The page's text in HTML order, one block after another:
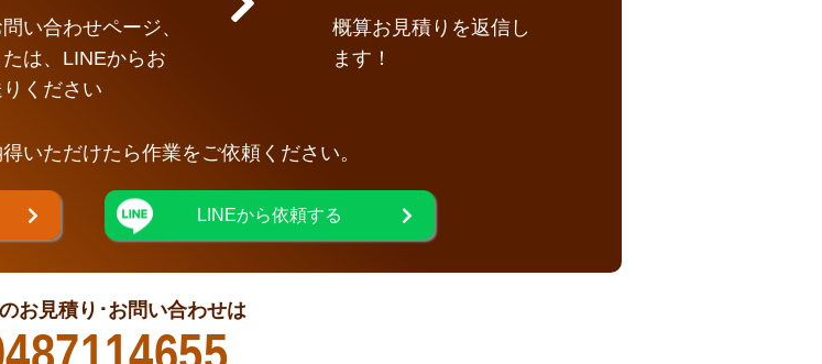
い合わせページ、
たは、LINEからお
ください
概算お見積りを返信し
ます！
いただけたら作業をご依頼ください。
LINEから依頼する
お見積り･お問い合わせは